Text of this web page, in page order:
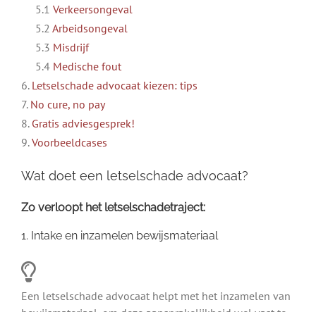
5.1 Verkeersongeval
5.2 Arbeidsongeval
5.3 Misdrijf
5.4 Medische fout
6. Letselschade advocaat kiezen: tips
7. No cure, no pay
8. Gratis adviesgesprek!
9.Voorbeeldcases
Wat doet een letselschade advocaat?
Zo verloopt het letselschadetraject:
1. Intake en inzamelen bewijsmateriaal
Een letselschade advocaat helpt met het inzamelen van